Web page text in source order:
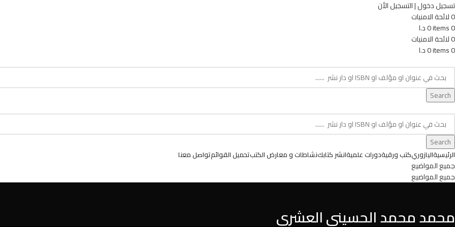
تسجيل دخول | التسجيل الأن
0لائحة الامنيات
0
items
0د.ا
0لائحة الامنيات
0
items
0د.ا
Search
Search
الرئيسيةاليازوريكتب ورقيةدورات علميةانشر كتابكنشاطات و معارض الكتبتحميل القوائمتواصل معنا
جميع المواضيع
جميع المواضيع
محمد محمد الحسيني العشري